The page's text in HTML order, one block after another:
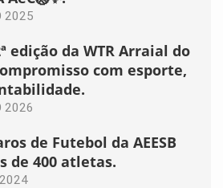
2025
edição da WTR Arraial do
com esporte,
2026
de Futebol da AEESB
de 400 atletas.